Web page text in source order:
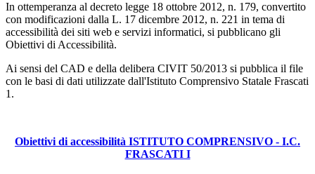
In ottemperanza al decreto legge 18 ottobre 2012, n. 179, convertito
con modificazioni dalla L. 17 dicembre 2012, n. 221 in tema di
accessibilità dei siti web e servizi informatici, si pubblicano gli
Obiettivi di Accessibilità.
Ai sensi del CAD e della delibera CIVIT 50/2013 si pubblica il file
con le basi di dati utilizzate dall'Istituto Comprensivo Statale Frascati
1.
Obiettivi di accessibilità ISTITUTO COMPRENSIVO - I.C.
FRASCATI I